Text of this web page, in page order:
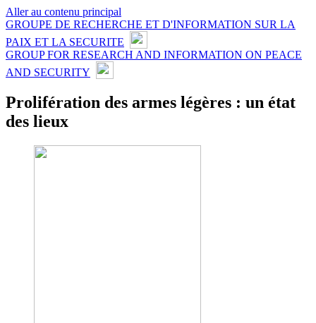
Aller au contenu principal
GROUPE DE RECHERCHE ET D'INFORMATION SUR LA
PAIX ET LA SECURITE
GROUP FOR RESEARCH AND INFORMATION ON PEACE
AND SECURITY
Prolifération des armes légères : un état
des lieux